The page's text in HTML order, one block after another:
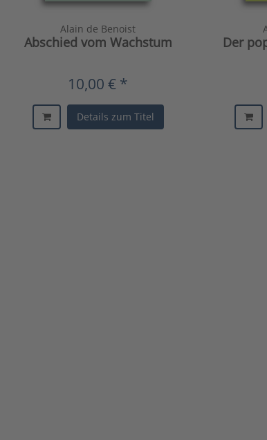
Alain de Benoist
Abschied vom Wachstum
10,00 € *
Details zum Titel
Der